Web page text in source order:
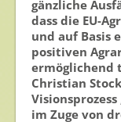
Pressemitteilungen
Pressebilder
Pressemappe
Pressekontakt
gänzliche
dass die EU-
und auf Basis
positiven
ermöglichend
Christian
im Zuge von